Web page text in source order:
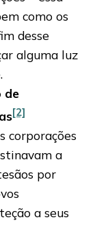
como os
desse
alguma luz
de
[2]
corporações
a
por
a seus